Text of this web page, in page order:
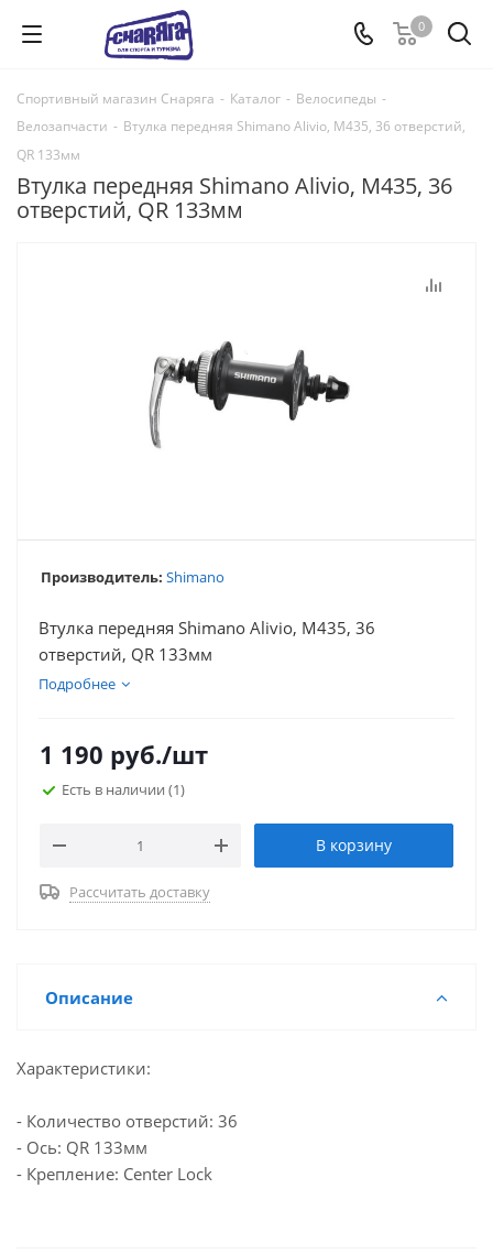
0
Спортивный магазин Снаряга - Каталог - Велосипеды -
Велозапчасти - Втулка передняя Shimano Alivio, M435, 36 отверстий,
QR 133мм
Втулка передняя Shimano Alivio, M435, 36
отверстий, QR 133мм
Производитель: Shimano
Втулка передняя Shimano Alivio, M435, 36
отверстий, QR 133мм
Подробнее
1 190 руб./шт
Есть в наличии (1)
В корзину
Рассчитать доставку
Описание
Характеристики:
- Количество отверстий: 36
- Ось: QR 133мм
- Крепление: Center Lock